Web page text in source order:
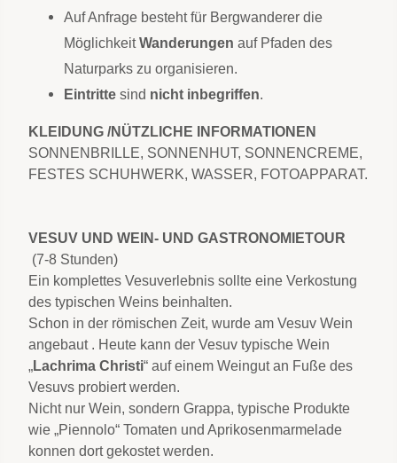
Auf Anfrage besteht für Bergwanderer die
MöglichkeitWanderungen auf Pfaden des
Naturparks zu organisieren.
Eintritte sind nicht inbegriffen
KLEIDUNG /NÜTZLICHE INFORMATIONEN
SONNENBRILLE, SONNENHUT, SONNENCREME,
FESTES SCHUHWERK, WASSER, FOTOAPPARAT.
VESUV UND WEIN- UND GASTRONOMIETOUR
(7-8 Stunden)
Ein komplettes Vesuverlebnis sollte eine Verkostung
des typischen Weins beinhalten.
Schon in der römischen Zeit, wurde am Vesuv Wein
angebaut . Heute kann der Vesuv typische Wein
„Lachrima Christi“ auf einem Weingut an Fuße des
Vesuvs probiert werden.
Nicht nur Wein, sondern Grappa, typische Produkte
wie „Piennolo“ Tomaten und Aprikosenmarmelade
konnen dort gekostet werden.